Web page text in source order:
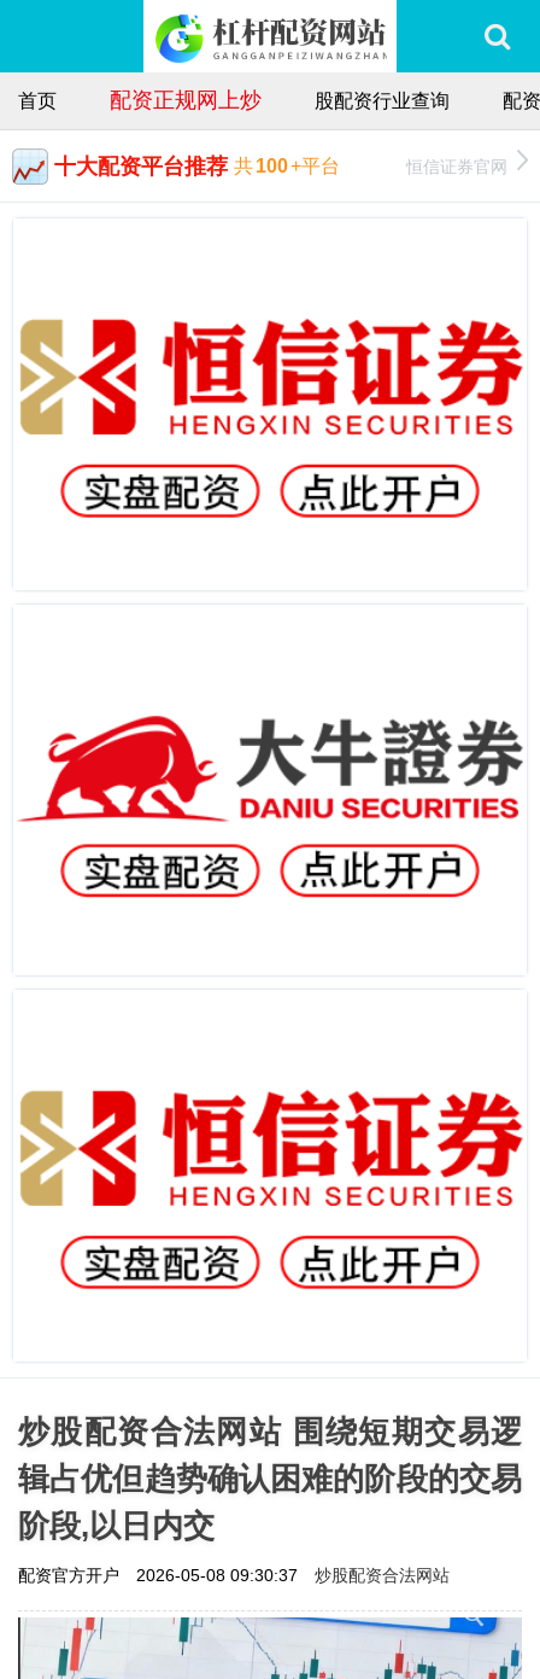
首页 配资正规网上炒 股配资行业查询 配
十大配资平台推荐 共100+平台 恒信证券官网
炒股配资合法网站 围绕短期交易逻
辑占优但趋势确认困难的阶段的交易
阶段,以日内交
配资官方开户 2026-05-08 09:30:37 炒股配资合法网站